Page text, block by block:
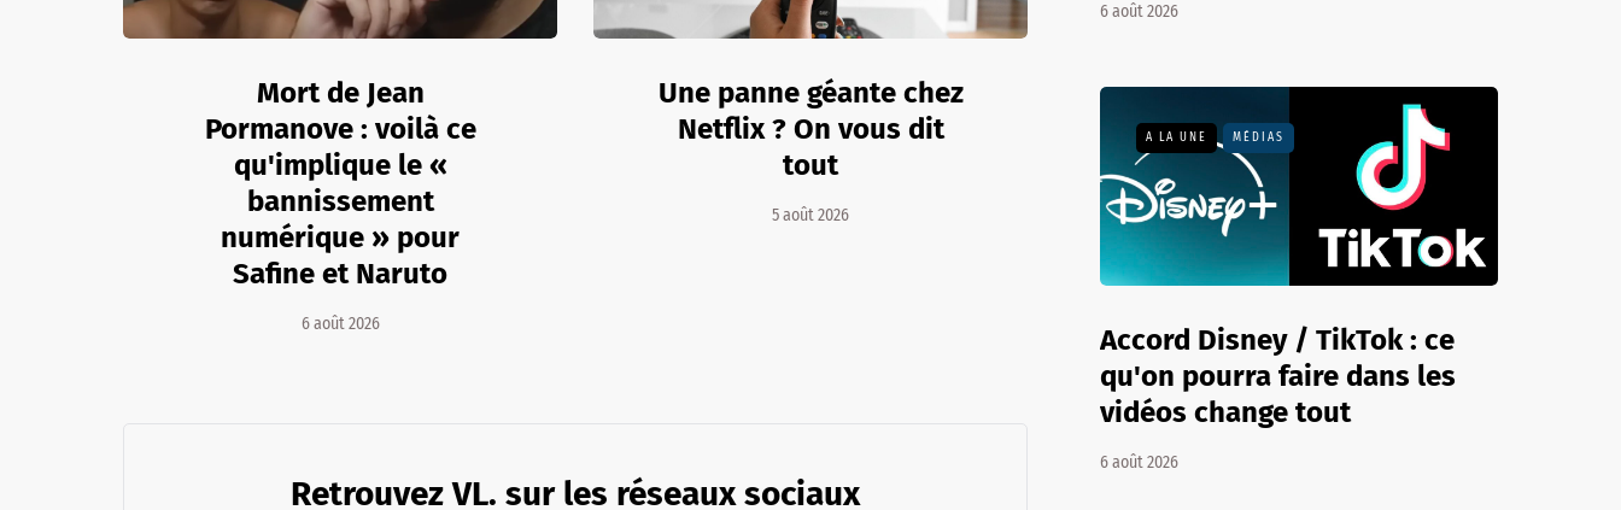
Mort de Jean
Pormanove : voilà ce
qu'implique le «
bannissement
numérique » pour
Safine et Naruto
6 août 2026
Une panne géante chez
Netflix ? On vous dit
tout
5 août 2026
Retrouvez VL. sur les réseaux sociaux
6 août 2026
A LA UNE MÉDIAS
Accord Disney / TikTok : ce
qu'on pourra faire dans les
vidéos change tout
6 août 2026